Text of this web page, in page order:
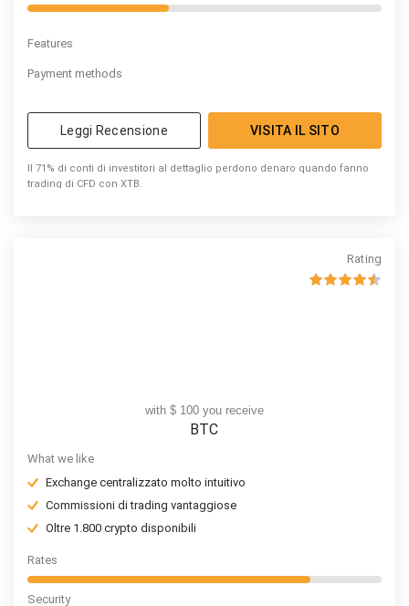
Features
Payment methods
Leggi Recensione VISITA IL SITO
Il 71% di conti di investitori al dettaglio perdono denaro quando fanno
trading di CFD con XTB.
Rating
with $ 100 you receive
BTC
What we like
Exchange centralizzato molto intuitivo
Commissioni di trading vantaggiose
Oltre 1.800 crypto disponibili
Rates
Security